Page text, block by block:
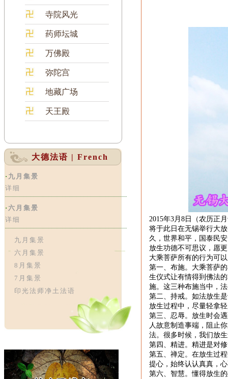
寺院风光
药师坛城
万佛殿
弥陀宫
地藏广场
天王殿
大德法语 | French
· 九月集景
详细
· 六月集景
详细
九月集景
六月集景
8月集景
7月集景
印光法师净土法语
2015年3月 8 日（农历正
将于此日在无锡举行大
久，世界和平，国泰民安
放生功德不可思议，愿
大乘菩萨所有的行为可
第一、布施。大乘菩萨
生仪式让有情得到佛法
施。这三种布施当中，
第二、持戒。如法放生
放生过程中，尽量轻拿
第三、忍辱。放生时会
人故意制造事端，阻止
法。很多时候，我们放
第四、精进。精进是对
第五、禅定。在放生过
提心，始终认认真真，
第六、智慧。懂得放生